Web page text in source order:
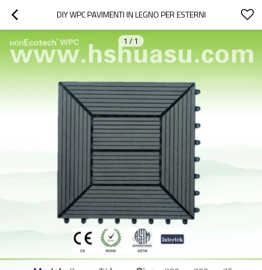
DIY WPC PAVIMENTI IN LEGNO PER ESTERNI
1 / 1